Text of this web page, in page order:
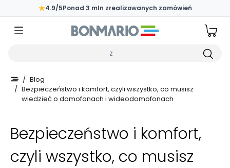
Przejdź do głównej zawartości strony
★4.9/5Ponad 3 mln zrealizowanych zamówień
/ Blog
/ Bezpieczeństwo i komfort, czyli wszystko, co musisz
wiedzieć o domofonach i wideodomofonach
Bezpieczeństwo i komfort,
czyli wszystko, co musisz